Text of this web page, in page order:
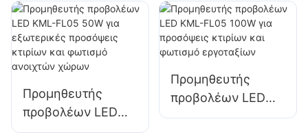
Προμηθευτής
προβολέων LED
KML-FL05 50W για
Προμηθευτής
προβολέων LED
KML-FL05 100W